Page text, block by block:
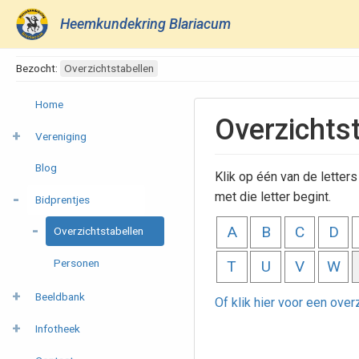
Heemkundekring Blariacum
Bezocht: Overzichtstabellen
Home
Vereniging
Blog
Bidprentjes
Overzichtstabellen
Personen
Beeldbank
Infotheek
Klik op één van de
met die letter begint.
A B C D
T
U V W
Of klik hier voor een